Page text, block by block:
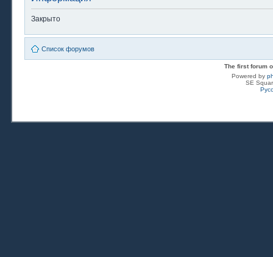
Закрыто
Список форумов
The first forum
Powered by
SE